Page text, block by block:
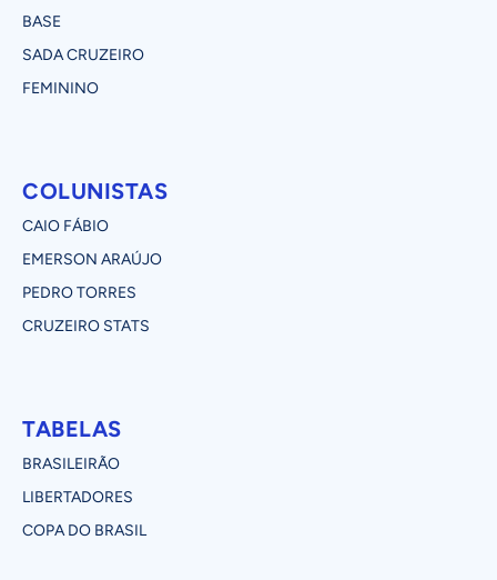
BASE
SADA CRUZEIRO
FEMININO
COLUNISTAS
CAIO FÁBIO
EMERSON ARAÚJO
PEDRO TORRES
CRUZEIRO STATS
TABELAS
BRASILEIRÃO
LIBERTADORES
COPA DO BRASIL